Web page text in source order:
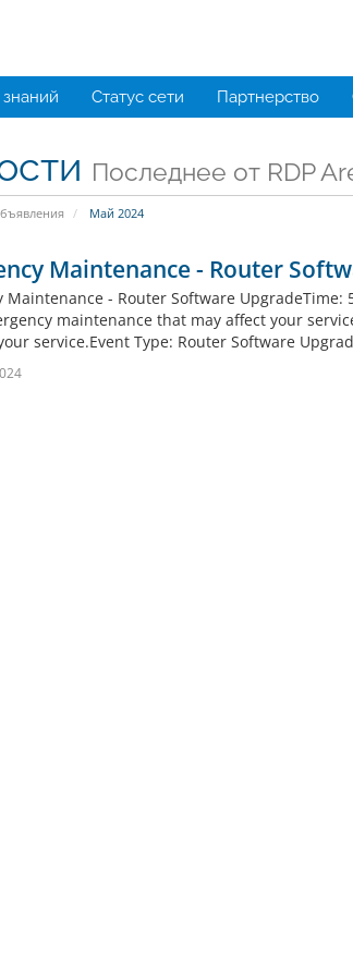
знаний Статус сети Партнерство
Последнее от RDP
Май 2024
Maintenance - Router
Maintenance - Router Software
maintenance that may affect your
service.Event Type: Router Software